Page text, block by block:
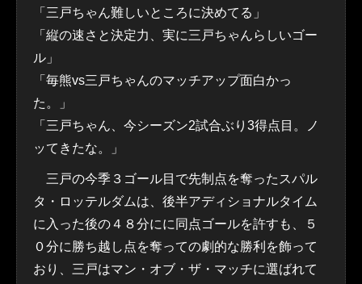
「三戸ちゃん難しいところに決めてる」
「縦の速さと決定力、実に三戸ちゃんらしいゴー
ル」
「毎熊vs三戸ちゃんのマッチアップ面白かっ
た。」
「三戸ちゃん、今シーズン2試合ぶり3得点目。ノ
ッてきたな。」
三戸の今季３ゴール目で先制点を奪ったスパル
タ・ロッテルダムは、後半アディショナルタイム
に入った後の４８分にに同点ゴールを許すも、５
０分に勝ち越し点を奪っての劇的な勝利を飾って
おり、三戸はマン・オブ・ザ・マッチに選ばれて